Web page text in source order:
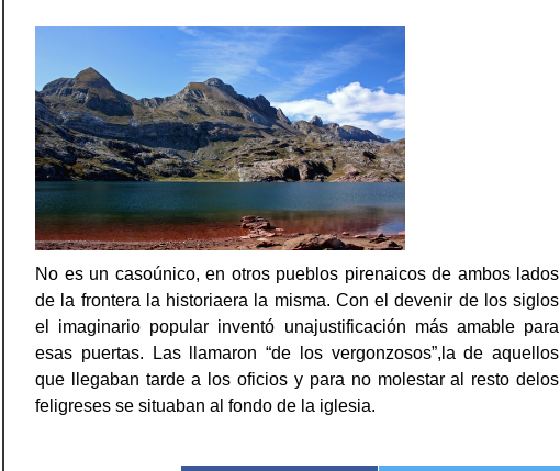
No es un casoúnico, en otros pueblos pirenaicos de ambos lados
de la frontera la historiaera la misma. Con el devenir de los siglos
el imaginario popular inventó unajustificación más amable para
esas puertas. Las llamaron “de los vergonzosos”,la de aquellos
que llegaban tarde a los oficios y para no molestar al resto delos
feligreses se situaban al fondo de la iglesia.